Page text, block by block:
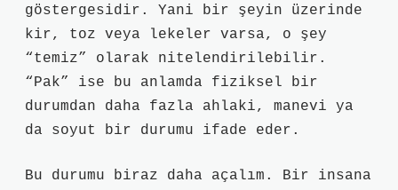
göstergesidir. Yani bir şeyin üzerinde
kir, toz veya lekeler varsa, o şey
“temiz” olarak nitelendirilebilir.
“Pak” ise bu anlamda fiziksel bir
durumdan daha fazla ahlaki, manevi ya
da soyut bir durumu ifade eder.
Bu durumu biraz daha açalım. Bir insana